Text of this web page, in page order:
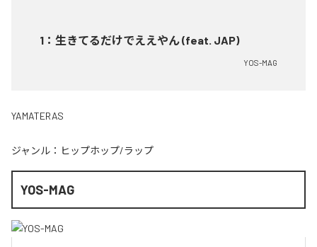
1 ： 生きてるだけでええやん (feat. JAP)
YOS-MAG
YAMATERAS
ジャンル： ヒップホップ/ラップ
YOS-MAG